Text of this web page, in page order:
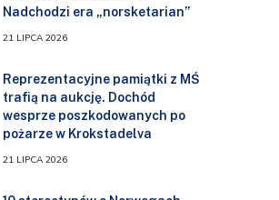
Nadchodzi era „norsketarian”
21 LIPCA 2026
Reprezentacyjne pamiątki z MŚ
trafią na aukcję. Dochód
wesprze poszkodowanych po
pożarze w Krokstadelva
21 LIPCA 2026